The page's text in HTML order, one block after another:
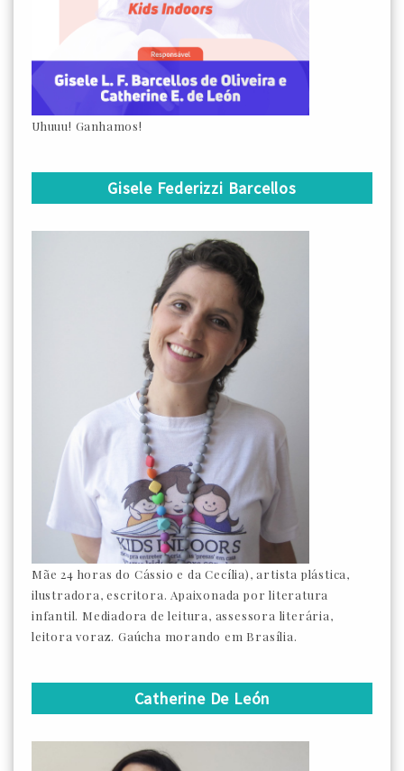
Uhuuu! Ganhamos!
Gisele Federizzi Barcellos
Mãe 24 horas do Cássio e da Cecília), artista plástica,
ilustradora, escritora. Apaixonada por literatura
infantil. Mediadora de leitura, assessora literária,
leitora voraz. Gaúcha morando em Brasília.
Catherine De León